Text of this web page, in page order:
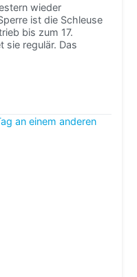
wieder
ist die Schleuse
bis zum 17.
sie regulär. Das
an einem anderen